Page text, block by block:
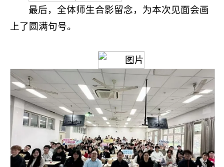
最后，全体师生合影留念，为本次见面会画
上了圆满句号。